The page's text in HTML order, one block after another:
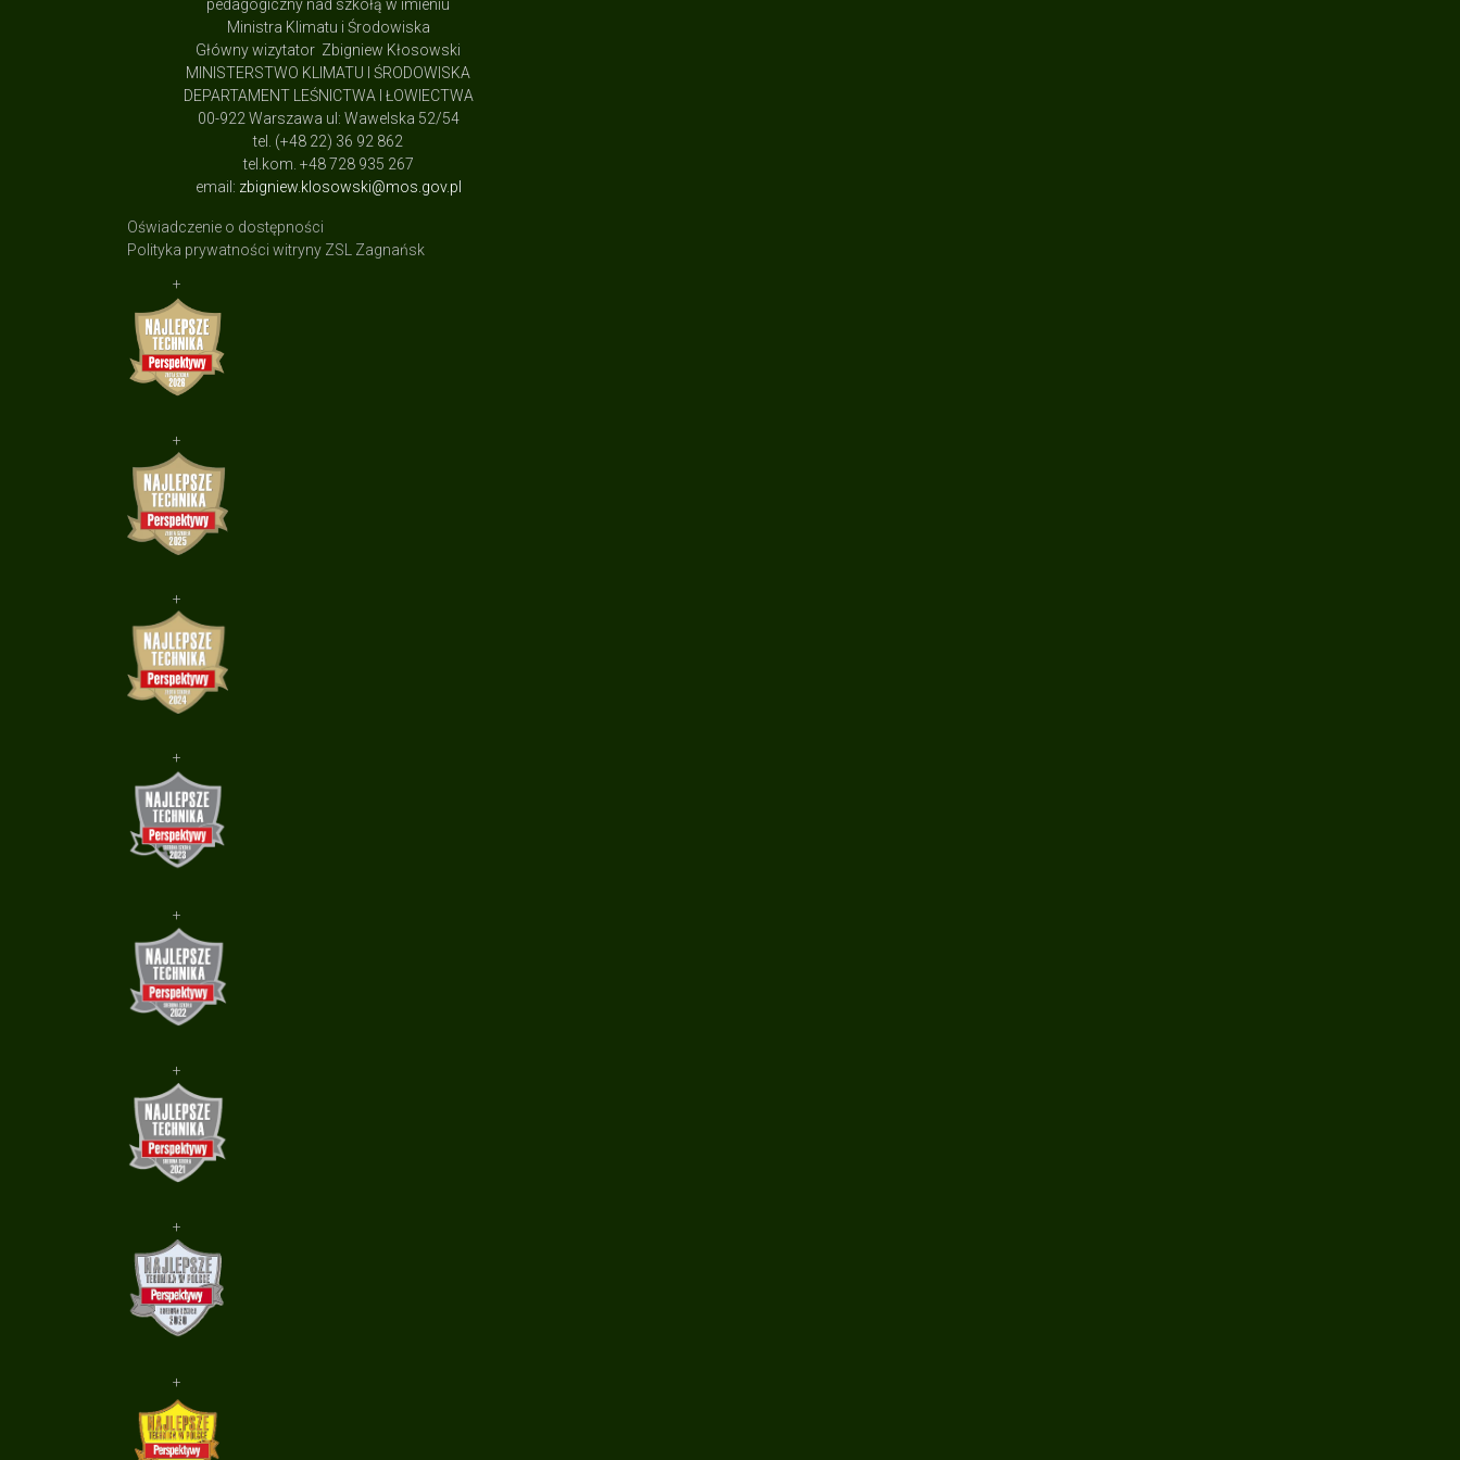
pedagogiczny nad szkołą w imieniu
Ministra Klimatu i Środowiska
Główny wizytator Zbigniew Kłosowski
MINISTERSTWO KLIMATU I ŚRODOWISKA
DEPARTAMENT LEŚNICTWA I ŁOWIECTWA
00-922 Warszawa ul: Wawelska 52/54
tel. (+48 22) 36 92 862
tel.kom. +48 728 935 267
email: zbigniew.klosowski@mos.gov.pl
Oświadczenie o dostępności
Polityka prywatności witryny ZSL Zagnańsk
+
+
+
+
+
+
+
+